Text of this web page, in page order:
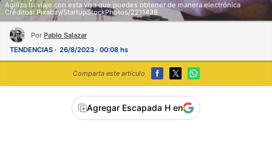
Agiliza tu viaje con esta visa que puedes obtener de manera electrónica
Créditos: Pixabay/StartupStockPhotos/2211438
Por Pablo Salazar
TENDENCIAS
26/8/2023 · 00:08 hs
Comparta este artículo
Agregar Escapada H en